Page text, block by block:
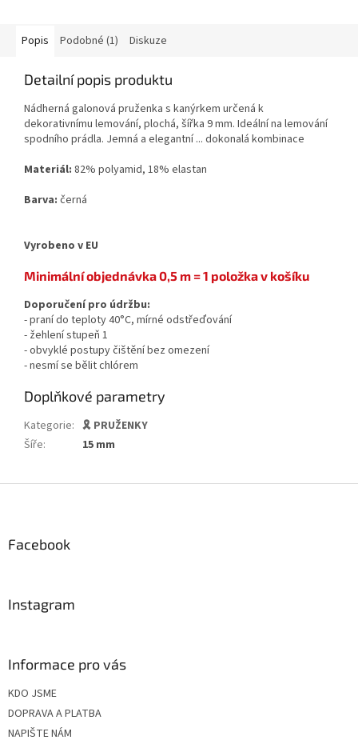
Popis Podobné (1) Diskuze
Detailní popis produktu
Nádherná galonová pruženka s kanýrkem určená k
dekorativnímu lemování, plochá, šířka 9 mm. Ideální na lemování
spodního prádla. Jemná a elegantní ... dokonalá kombinace
Materiál: 82% polyamid, 18% elastan
Barva: černá
Vyrobeno v EU
Minimální objednávka 0,5 m = 1 položka v košíku
Doporučení pro údržbu:
- praní do teploty 40°C, mírné odstřeďování
- žehlení stupeň 1
- obvyklé postupy čištění bez omezení
- nesmí se bělit chlórem
Doplňkové parametry
Kategorie: 🎗️ PRUŽENKY
Šíře: 15 mm
Facebook
Instagram
Informace pro vás
KDO JSME
DOPRAVA A PLATBA
NAPIŠTE NÁM